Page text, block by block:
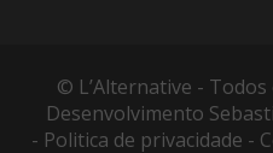
© L’Alternative -
Desenvolvimento
- Politica de privacidade -